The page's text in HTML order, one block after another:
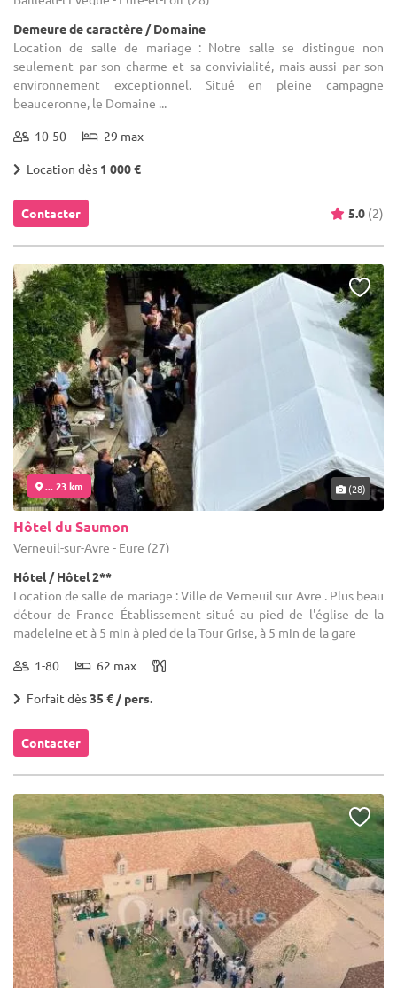
Demeure de caractère / Domaine
Location de salle de mariage : Notre salle se distingue non
seulement par son charme et sa convivialité, mais aussi par son
environnement exceptionnel. Situé en pleine campagne
beauceronne, le Domaine ...
10-50 29 max
Location dès 1 000 €
Contacter 5.0 (2)
... 23 km (28)
Hôtel du Saumon
Verneuil-sur-Avre - Eure (27)
Hôtel / Hôtel 2**
Location de salle de mariage : Ville de Verneuil sur Avre . Plus beau
détour de France Établissement situé au pied de l'église de la
madeleine et à 5 min à pied de la Tour Grise, à 5 min de la gare
1-80 62 max
Forfait dès35 € / pers.
Contacter